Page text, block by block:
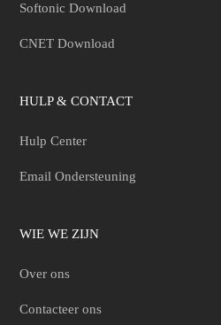
Softonic Download
CNET Download
HULP & CONTACT
Hulp Center
Email Ondersteuning
WIE WE ZIJN
Over ons
Contacteer ons